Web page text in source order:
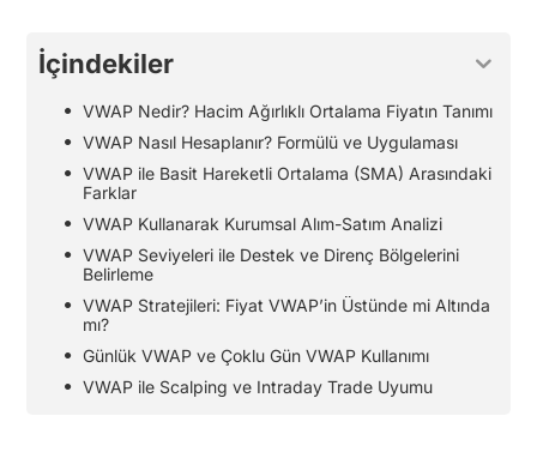
İçindekiler
VWAP Nedir? Hacim Ağırlıklı Ortalama Fiyatın Tanımı
VWAP Nasıl Hesaplanır? Formülü ve Uygulaması
VWAP ile Basit Hareketli Ortalama (SMA) Arasındaki
Farklar
VWAP Kullanarak Kurumsal Alım-Satım Analizi
VWAP Seviyeleri ile Destek ve Direnç Bölgelerini
Belirleme
VWAP Stratejileri: Fiyat VWAP’in Üstünde mi Altında
mı?
Günlük VWAP ve Çoklu Gün VWAP Kullanımı
VWAP ile Scalping ve Intraday Trade Uyumu